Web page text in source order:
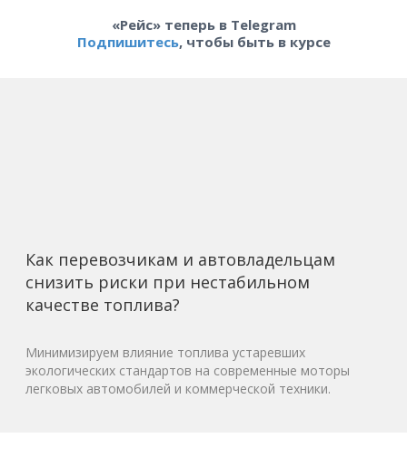
«Рейс» теперь в Telegram
Подпишитесь, чтобы быть в курсе
Как перевозчикам и автовладельцам
снизить риски при нестабильном
качестве топлива?
Минимизируем влияние топлива устаревших
экологических стандартов на современные моторы
легковых автомобилей и коммерческой техники.